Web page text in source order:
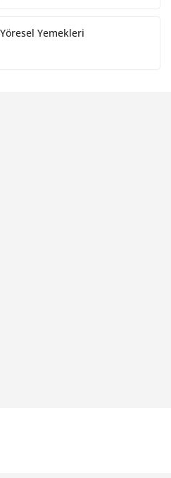
Yemekleri